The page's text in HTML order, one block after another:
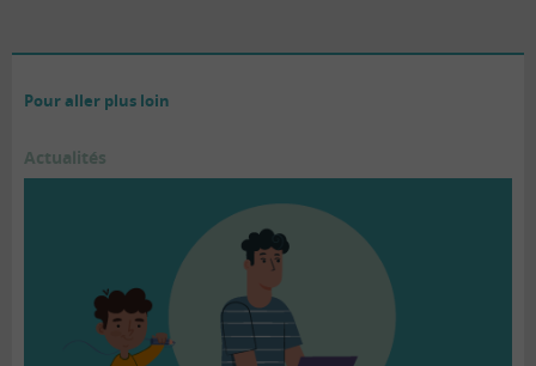
Pour aller plus loin
Actualités